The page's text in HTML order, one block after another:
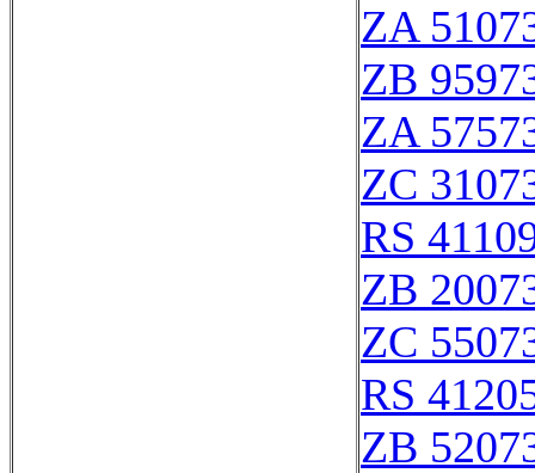
ZA
ZB
ZA
ZC
RS
ZB
ZC
RS
ZB